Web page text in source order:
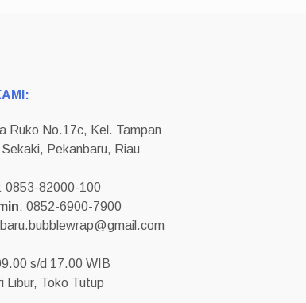
Ruko No.17c, Kel. Tampan
Pekanbaru, Riau
: 0853-82000-100
: 0852-6900-7900
s/d 17.00 WIB
Libur, Toko Tutup